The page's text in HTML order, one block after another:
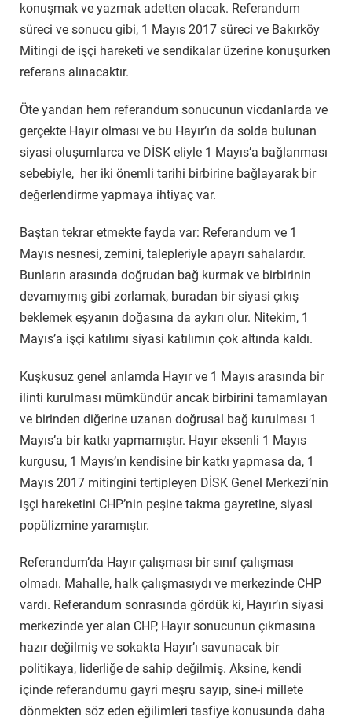
konuşmak ve yazmak adetten olacak. Referandum
süreci ve sonucu gibi, 1 Mayıs 2017 süreci ve Bakırköy
Mitingi de işçi hareketi ve sendikalar üzerine konuşurken
referans alınacaktır.
Öte yandan hem referandum sonucunun vicdanlarda ve
gerçekte Hayır olması ve bu Hayır’ın da solda bulunan
siyasi oluşumlarca ve DİSK eliyle 1 Mayıs’a bağlanması
sebebiyle, her iki önemli tarihi birbirine bağlayarak bir
değerlendirme yapmaya ihtiyaç var.
Baştan tekrar etmekte fayda var: Referandum ve 1
Mayıs nesnesi, zemini, talepleriyle apayrı sahalardır.
Bunların arasında doğrudan bağ kurmak ve birbirinin
devamıymış gibi zorlamak, buradan bir siyasi çıkış
beklemek eşyanın doğasına da aykırı olur. Nitekim, 1
Mayıs’a işçi katılımı siyasi katılımın çok altında kaldı.
Kuşkusuz genel anlamda Hayır ve 1 Mayıs arasında bir
ilinti kurulması mümkündür ancak birbirini tamamlayan
ve birinden diğerine uzanan doğrusal bağ kurulması 1
Mayıs’a bir katkı yapmamıştır. Hayır eksenli 1 Mayıs
kurgusu, 1 Mayıs’ın kendisine bir katkı yapmasa da, 1
Mayıs 2017 mitingini tertipleyen DİSK Genel Merkezi’nin
işçi hareketini CHP’nin peşine takma gayretine, siyasi
popülizmine yaramıştır.
Referandum’da Hayır çalışması bir sınıf çalışması
olmadı. Mahalle, halk çalışmasıydı ve merkezinde CHP
vardı. Referandum sonrasında gördük ki, Hayır’ın siyasi
merkezinde yer alan CHP, Hayır sonucunun çıkmasına
hazır değilmiş ve sokakta Hayır’ı savunacak bir
politikaya, liderliğe de sahip değilmiş. Aksine, kendi
içinde referandumu gayri meşru sayıp, sine-i millete
dönmekten söz eden eğilimleri tasfiye konusunda daha